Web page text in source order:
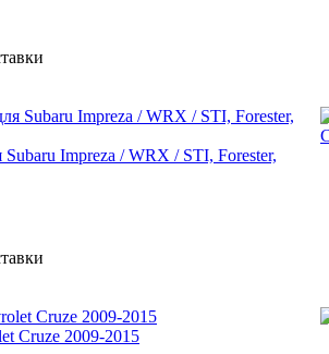
Impreza / WRX / STI, Forester,
Cruze 2009-2015